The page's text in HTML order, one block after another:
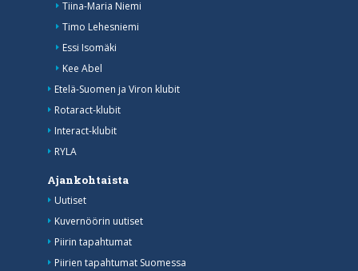
Tiina-Maria Niemi
Timo Lehesniemi
Essi Isomäki
Kee Abel
Etelä-Suomen ja Viron klubit
Rotaract-klubit
Interact-klubit
RYLA
Ajankohtaista
Uutiset
Kuvernöörin uutiset
Piirin tapahtumat
Piirien tapahtumat Suomessa